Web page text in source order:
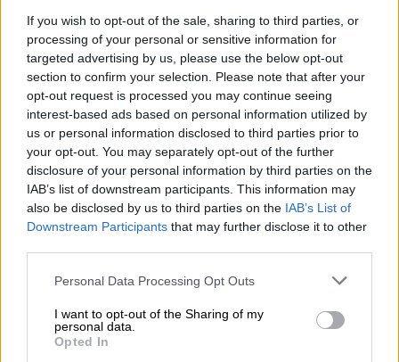
If you wish to opt-out of the sale, sharing to third parties, or
processing of your personal or sensitive information for
targeted advertising by us, please use the below opt-out
section to confirm your selection. Please note that after your
opt-out request is processed you may continue seeing
interest-based ads based on personal information utilized by
us or personal information disclosed to third parties prior to
your opt-out. You may separately opt-out of the further
disclosure of your personal information by third parties on the
IAB’s list of downstream participants. This information may
also be disclosed by us to third parties on the IAB’s List of
Downstream Participants that may further disclose it to other
Please note that this website/app uses one or more Google
not limited to your visit or usage behaviour. You may click to
grant or deny consent to Google and its third-party tags to
use your data for below specified purposes in below Google
Personal Data Processing Opt Outs
I want to opt-out of the Sharing of my
personal data.
Opted In
Καιρός 10.07.2026 07:44
Επιστρέφουν τα μελτέμια και η ζέστη:
Σαββατοκύριακο με 38άρια - Μέχρι πότε
θα γλιτώνουμε τον καύσωνα
Η Ελλάδα συνεχίζει να μένει μακριά από
συνθήκες καύσωνα τουλάχιστον μέχρι τις 23
Ιουλίου